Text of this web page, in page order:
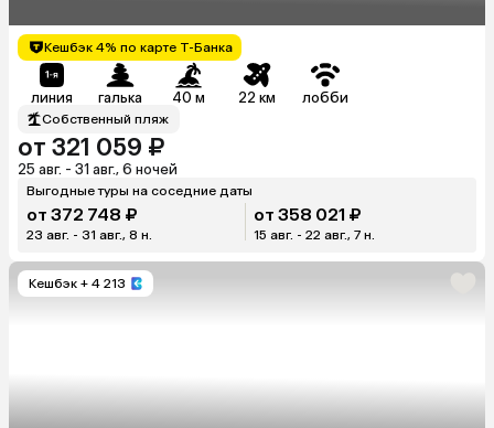
Кешбэк 4% по карте Т-Банка
линия галька 40 м 22 км лобби
Собственный пляж
от 321 059 ₽
25 авг. - 31 авг., 6 ночей
Выгодные туры на соседние даты
от 372 748 ₽
23 авг. - 31 авг., 8 н.
от 358 021 ₽
15 авг. - 22 авг., 7 н.
Кешбэк + 4 213